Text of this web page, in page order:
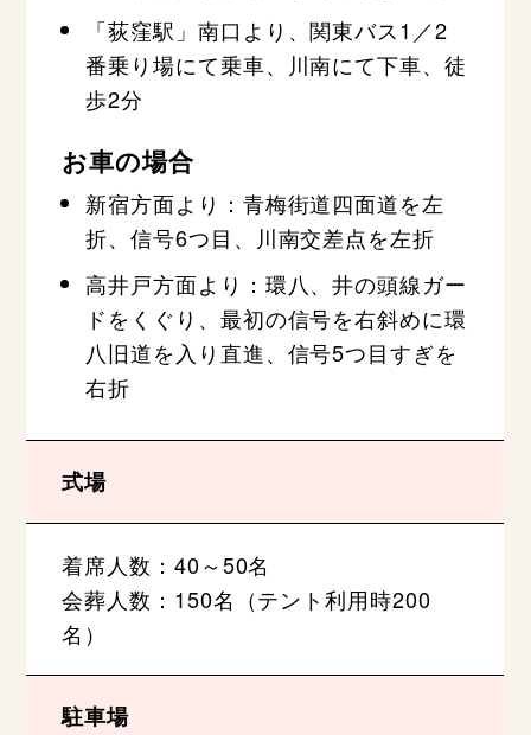
「荻窪駅」南口より、関東バス1／2
番乗り場にて乗車、川南にて下車、徒
歩2分
お車の場合
新宿方面より：青梅街道四面道を左
折、信号6つ目、川南交差点を左折
高井戸方面より：環八、井の頭線ガー
ドをくぐり、最初の信号を右斜めに環
八旧道を入り直進、信号5つ目すぎを
右折
式場
着席人数：40～50名
会葬人数：150名（テント利用時200
名）
駐車場